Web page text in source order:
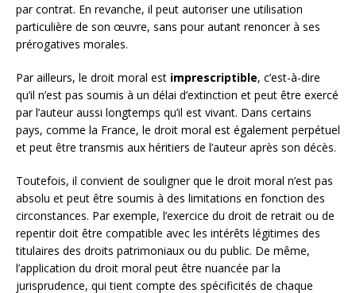
par contrat. En revanche, il peut autoriser une utilisation
particulière de son œuvre, sans pour autant renoncer à ses
prérogatives morales.
Par ailleurs, le droit moral est imprescriptible, c’est-à-dire
qu’il n’est pas soumis à un délai d’extinction et peut être exercé
par l’auteur aussi longtemps qu’il est vivant. Dans certains
pays, comme la France, le droit moral est également perpétuel
et peut être transmis aux héritiers de l’auteur après son décès.
Toutefois, il convient de souligner que le droit moral n’est pas
absolu et peut être soumis à des limitations en fonction des
circonstances. Par exemple, l’exercice du droit de retrait ou de
repentir doit être compatible avec les intérêts légitimes des
titulaires des droits patrimoniaux ou du public. De même,
l’application du droit moral peut être nuancée par la
jurisprudence, qui tient compte des spécificités de chaque